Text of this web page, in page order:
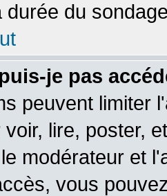
durée du
je pas
peuvent limiter
lire, poster,
modérateur et
vous